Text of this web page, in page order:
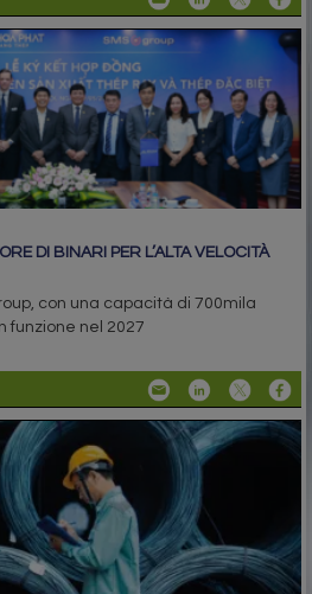
DI BINARI PER L’ALTA VELOCITÀ
con una capacità di 700mila
funzione nel 2027